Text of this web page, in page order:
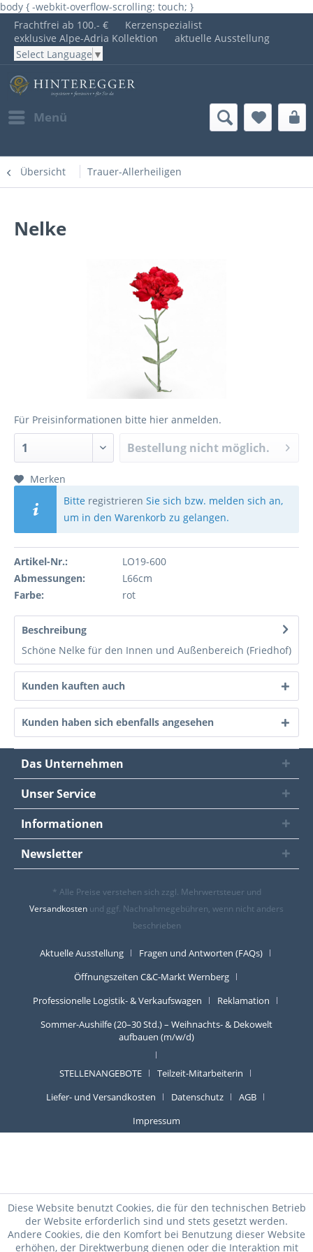
body { -webkit-overflow-scrolling: touch; }
Frachtfrei ab 100.- €
Kerzenspezialist
exklusive Alpe-Adria Kollektion
aktuelle Ausstellung
Select Language ▼
Menü
Übersicht Trauer-Allerheiligen
Nelke
Für Preisinformationen bitte hier anmelden.
Bestellung nicht möglich.
Merken
Bitte registrieren Sie sich bzw. melden sich an,
um in den Warenkorb zu gelangen.
Artikel-Nr.:
LO19-600
Abmessungen:
L66cm
Farbe:
rot
Beschreibung
Schöne Nelke für den Innen und Außenbereich (Friedhof)
Kunden kauften auch
Kunden haben sich ebenfalls angesehen
Das Unternehmen
Unser Service
Informationen
Newsletter
* Alle Preise verstehen sich zzgl. Mehrwertsteuer und
Versandkosten und ggf. Nachnahmegebühren, wenn nicht anders
beschrieben
Aktuelle Ausstellung
Fragen und Antworten (FAQs)
Öffnungszeiten C&C-Markt Wernberg
Professionelle Logistik- & Verkaufswagen
Reklamation
Sommer-Aushilfe (20–30 Std.) – Weihnachts- & Dekowelt
aufbauen (m/w/d)
STELLENANGEBOTE
Teilzeit-Mitarbeiterin
Liefer- und Versandkosten
Datenschutz
AGB
Impressum
Diese Website benutzt Cookies, die für den technischen Betrieb
der Website erforderlich sind und stets gesetzt werden.
Andere Cookies, die den Komfort bei Benutzung dieser Website
erhöhen, der Direktwerbung dienen oder die Interaktion mit